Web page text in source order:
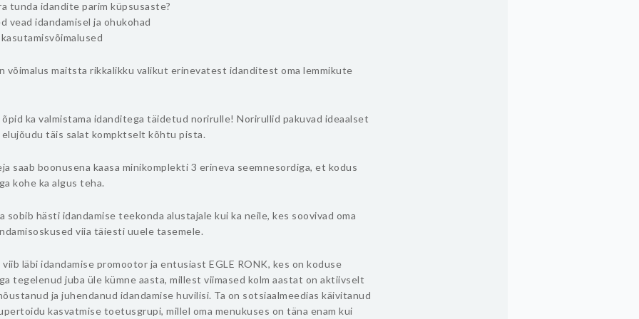
tunda idandite parim küpsusaste?
vead idandamisel ja ohukohad
võimalus maitsta rikkalikku valikut erinevatest idanditest oma lemmikute
ka valmistama idanditega täidetud norirulle! Norirullid pakuvad ideaalset
elujõudu täis salat kompktselt kõhtu pista.
saab boonusena kaasa minikomplekti 3 erineva seemnesordiga, et kodus
kohe ka algus teha.
sobib hästi idandamise teekonda alustajale kui ka neile, kes soovivad oma
viia täiesti uuele tasemele.
läbi idandamise promootor ja entusiast EGLE RONK, kes on koduse
tegelenud juba üle kümne aasta, millest viimased kolm aastat on aktiivselt
ja juhendanud idandamise huvilisi. Ta on sotsiaalmeedias käivitanud
kasvatmise toetusgrupi, millel oma menukuses on täna enam kui